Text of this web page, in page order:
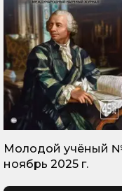
Молодой учёный
ноябрь 2025 г.